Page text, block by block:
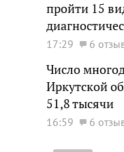
пройти 15
17:29 6
Число
Иркутской
51,8 тысячи
16:59 6